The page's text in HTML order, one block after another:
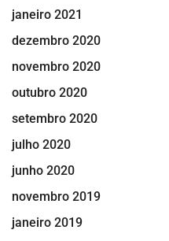
janeiro 2021
dezembro 2020
novembro 2020
outubro 2020
setembro 2020
julho 2020
junho 2020
novembro 2019
janeiro 2019